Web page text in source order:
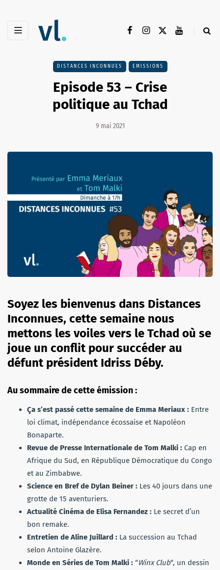
DISTANCES INCONNUES EMISSIONS
Episode 53 – Crise
politique au Tchad
9 mai 2021
Soyez les bienvenus dans Distances
Inconnues, cette semaine nous
mettons les voiles vers le Tchad où se
joue un conflit pour succéder au
défunt président Idriss Déby.
Au sommaire de cette émission :
Ça s’est passé cette semaine de Emma Meriaux : Entre
loi climat, indépendance écossaise et Napoléon
Bonaparte.
Revue de Presse Internationale de Tom Malki : Cap en
Afrique du Sud, en République Démocratique du Congo
et au Zimbabwe.
Science en Bref de Dylan Beiner : Les 40 jours dans une
grotte de 15 aventuriers.
Actualité Cinéma de Elisa Fernandez : Le secret d’un
bon remake.
Entretien de Aline Juillard : La succession au Tchad
selon Antoine Glazère.
Monde en Séries de Tom Malki : “Winx Club“, un dessin